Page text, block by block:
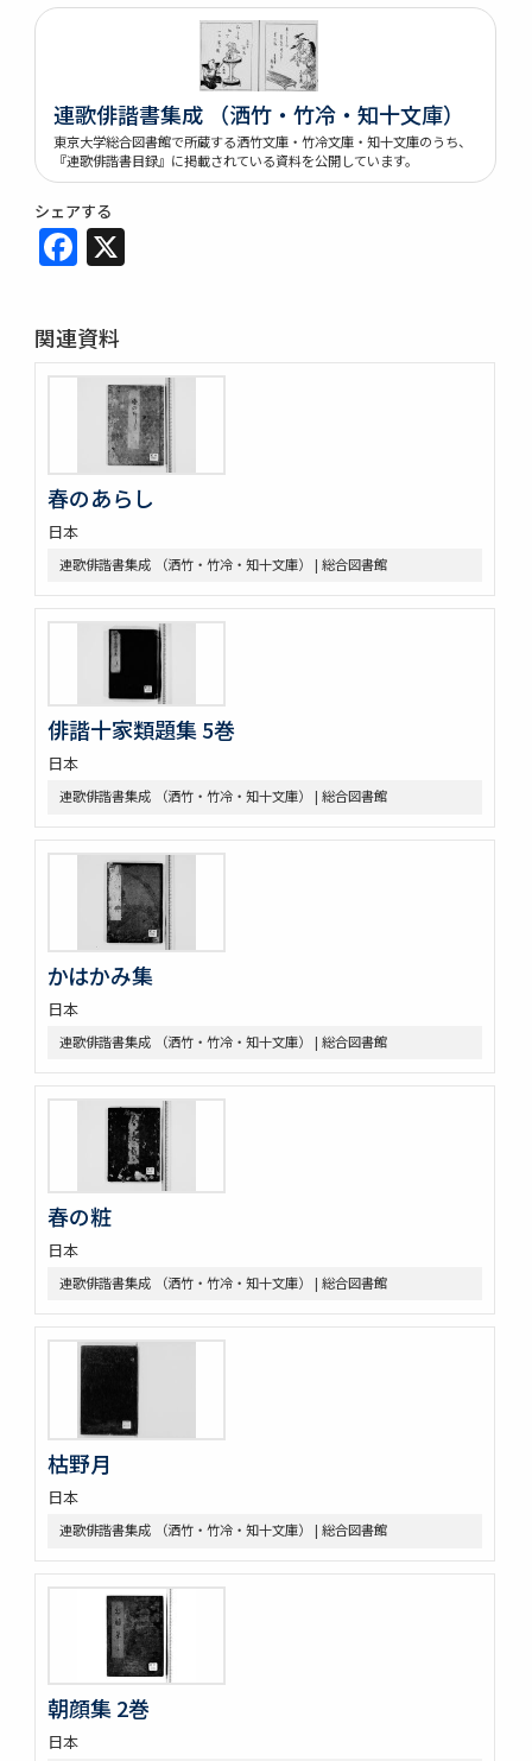
連歌俳諧書集成 （洒竹・竹冷・知十文庫）
東京大学総合図書館で所蔵する洒竹文庫・竹冷文庫・知十文庫のうち、
『連歌俳諧書目録』に掲載されている資料を公開しています。
シェアする
Facebook
関連資料
春のあらし
日本
連歌俳諧書集成 （洒竹・竹冷・知十文庫） | 総合図書館
俳諧十家類題集 5巻
日本
連歌俳諧書集成 （洒竹・竹冷・知十文庫） | 総合図書館
かはかみ集
日本
連歌俳諧書集成 （洒竹・竹冷・知十文庫） | 総合図書館
春の粧
日本
連歌俳諧書集成 （洒竹・竹冷・知十文庫） | 総合図書館
枯野月
日本
連歌俳諧書集成 （洒竹・竹冷・知十文庫） | 総合図書館
朝顔集 2巻
日本